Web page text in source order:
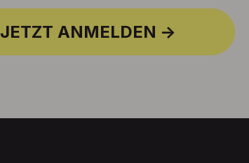
JETZT ANMELDEN